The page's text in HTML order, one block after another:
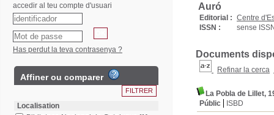
Auró
Editorial : Centre
ISSN :
sense
Documents
Refinar la cerca
La Pobla de Lillet,
Públic
ISBD
accedir al teu compte d'usuari
Has perdut la teva contrasenya ?
Affiner ou comparer
Localisation